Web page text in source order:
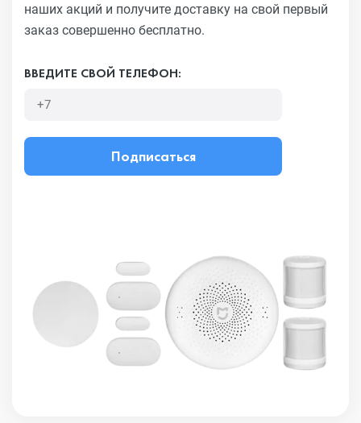
наших акций и получите доставку на свой первый
заказ совершенно бесплатно.
ВВЕДИТЕ СВОЙ ТЕЛЕФОН:
Подписаться